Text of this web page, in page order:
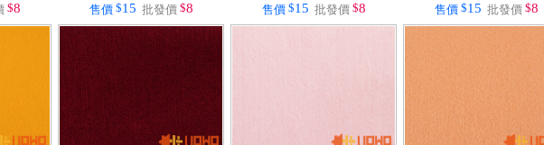
$8
售價 $15 批發價 $8
售價 $15 批發價 $8
售價 $15 批發價 $8